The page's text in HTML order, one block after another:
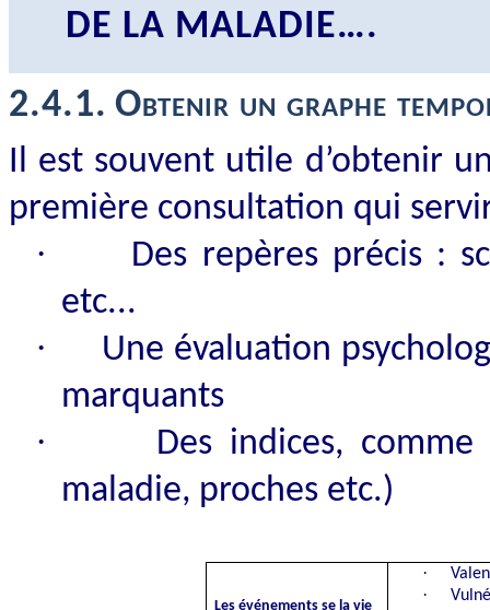
DE LA MALADIE….
2.4.1. Obtenir un graphe
Il est souvent utile d’obtenir
première consultation qui
·
Des repères précis :
etc...
·
Une évaluation
marquants
·
Des indices,
maladie, proches etc.)
Les événements se la vie
·
·